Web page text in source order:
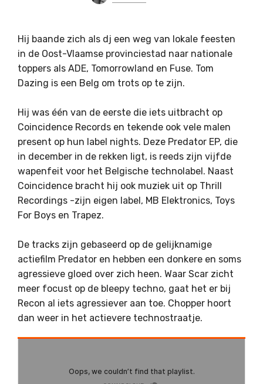
Hij baande zich als dj een weg van lokale feesten
in de Oost-Vlaamse provinciestad naar nationale
toppers als ADE, Tomorrowland en Fuse. Tom
Dazing is een Belg om trots op te zijn.
Hij was één van de eerste die iets uitbracht op
Coincidence Records en tekende ook vele malen
present op hun label nights. Deze Predator EP, die
in december in de rekken ligt, is reeds zijn vijfde
wapenfeit voor het Belgische technolabel. Naast
Coincidence bracht hij ook muziek uit op Thrill
Recordings -zijn eigen label, MB Elektronics, Toys
For Boys en Trapez.
De tracks zijn gebaseerd op de gelijknamige
actiefilm Predator en hebben een donkere en soms
agressieve gloed over zich heen. Waar Scar zicht
meer focust op de bleepy techno, gaat het er bij
Recon al iets agressiever aan toe. Chopper hoort
dan weer in het actievere technostraatje.